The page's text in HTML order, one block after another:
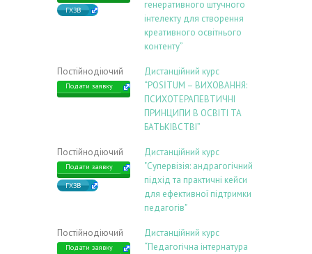
ГХЗВ
генеративного штучного
інтелекту для створення
креативного освітнього
контенту”
Постійнодіючий
Подати заявку
Дистанційний курс
“POSİTUM – ВИХОВАННЯ:
ПСИХОТЕРАПЕВТИЧНІ
ПРИНЦИПИ В ОСВІТІ ТА
БАТЬКІВСТВІ”
Постійнодіючий
Подати заявку
ГХЗВ
Дистанційний курс
"Супервізія: андрагогічний
підхід та практичні кейси
для ефективної підтримки
педагогів"
Постійнодіючий
Подати заявку
Дистанційний курс
“Педагогічна інтернатура